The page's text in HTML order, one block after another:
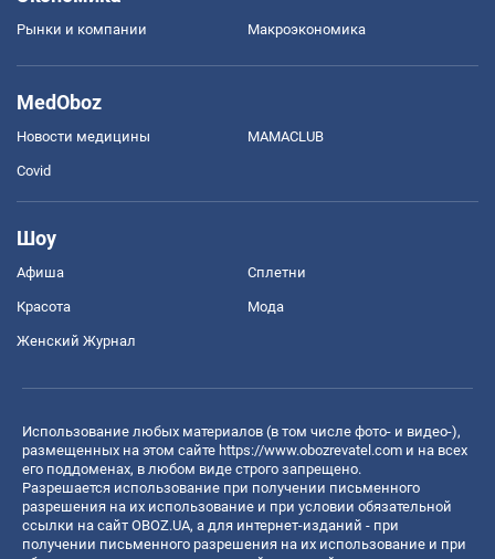
Рынки и компании Mакроэкономика
MedOboz
Новости медицины MAMACLUB
Covid
Шоу
Афиша Сплетни
Красота Мода
Женский Журнал
Использование любых материалов (в том числе фото- и видео-),
размещенных на этом сайте https://www.obozrevatel.com и на всех
его поддоменах, в любом виде строго запрещено.
Разрешается использование при получении письменного
разрешения на их использование и при условии обязательной
ссылки на сайт OBOZ.UA, а для интернет-изданий - при
получении письменного разрешения на их использование и при